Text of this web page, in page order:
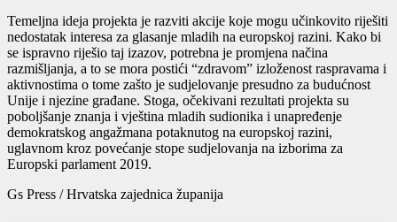
Temeljna ideja projekta je razviti akcije koje mogu učinkovito riješiti
nedostatak interesa za glasanje mladih na europskoj razini. Kako bi
se ispravno riješio taj izazov, potrebna je promjena načina
razmišljanja, a to se mora postići “zdravom” izloženost raspravama i
aktivnostima o tome zašto je sudjelovanje presudno za budućnost
Unije i njezine građane. Stoga, očekivani rezultati projekta su
poboljšanje znanja i vještina mladih sudionika i unapređenje
demokratskog angažmana potaknutog na europskoj razini,
uglavnom kroz povećanje stope sudjelovanja na izborima za
Europski parlament 2019.
Gs Press / Hrvatska zajednica županija